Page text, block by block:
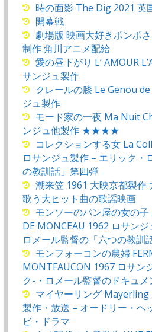
時の面影 The Dig 2021 英
開幕戦
劇場版 映画大好きポンポ
制作 角川アニメ配給
愛の昼下がり L’ AMOUR
サンジュ製作
クレールの膝 Le Genou
ジュ製作
モード家の一夜 Ma Nuit
ンジュ他製作 ★★★★
コレクションする女 La
ロサンジュ製作 – エリック・
の教訓話」第四弾
潮来笠 1961 大映京都製作
歌う大ヒット曲の歌謡映画
モンソーのパン屋の女の子
DE MONCEAU 1962 ロサンジ
ロメール監督の「六つの教訓
モンフォーコンの農婦
MONTFAUCON 1967 ロサン
ク-・ロメール監督のドキュメ
マイヤーリング Mayerling
製作・放送 – オードリー・ヘ
ビ・ドラマ